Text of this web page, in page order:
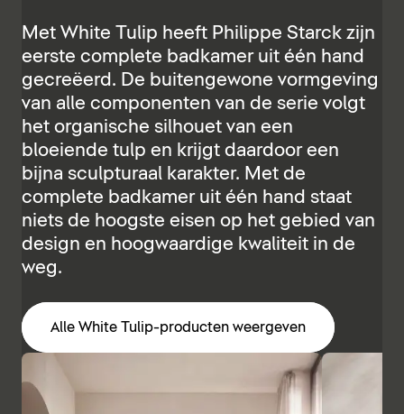
Met White Tulip heeft Philippe Starck zijn
eerste complete badkamer uit één hand
gecreëerd. De buitengewone vormgeving
van alle componenten van de serie volgt
het organische silhouet van een
bloeiende tulp en krijgt daardoor een
bijna sculpturaal karakter. Met de
complete badkamer uit één hand staat
niets de hoogste eisen op het gebied van
design en hoogwaardige kwaliteit in de
weg.
Alle White Tulip-producten weergeven